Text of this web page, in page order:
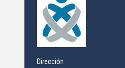
Dirección